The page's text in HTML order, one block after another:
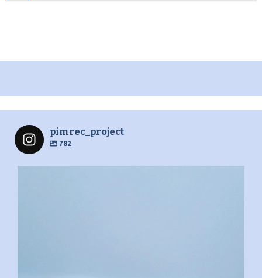
pimrec_project
782